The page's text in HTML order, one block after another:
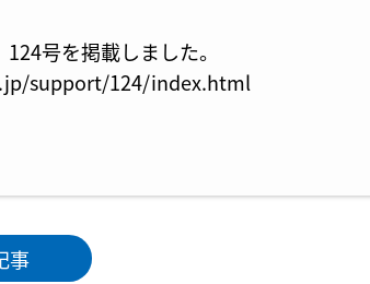
号を掲載しました。
support/124/index.html
事